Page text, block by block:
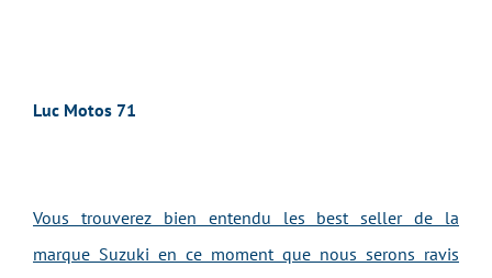
Luc Motos 71
Vous trouverez bien entendu les best seller de la
marque Suzuki en ce moment que nous serons ravis